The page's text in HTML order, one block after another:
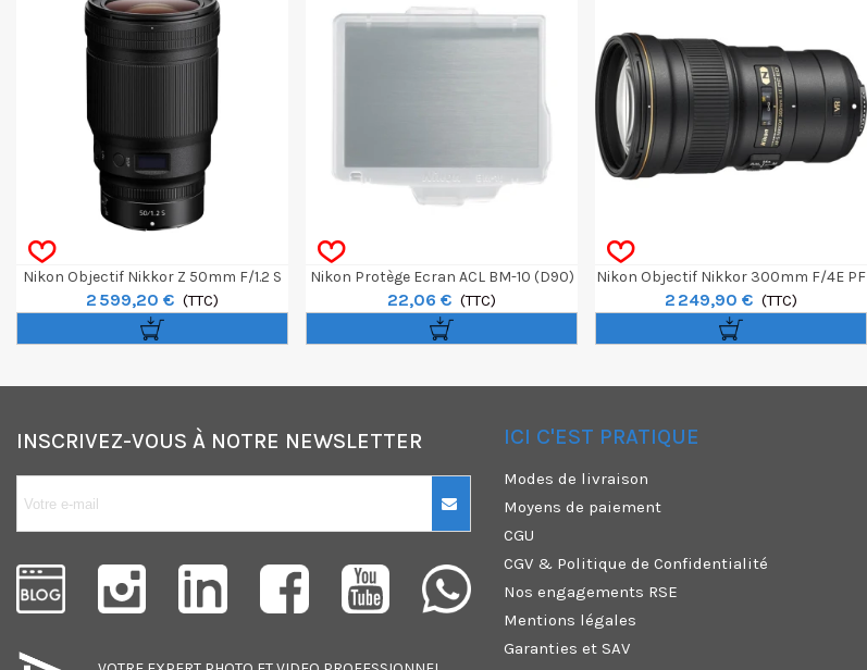
Nikon Objectif Nikkor Z 50mm F/1.2 S
2 599,20 € (TTC)
Nikon Protège Ecran ACL BM-10 (D90)
22,06 € (TTC)
Nikon Objectif Nikkor 300mm F/4E PF
ED VR
2 249,90 € (TTC)
INSCRIVEZ-VOUS À NOTRE NEWSLETTER ICI C'EST PRATIQUE
Modes de livraison
Moyens de paiement
CGU
CGV & Politique de Confidentialité
Nos engagements RSE
Mentions légales
Garanties et SAV
10€ OFFERTS sur
votre premier
achat !